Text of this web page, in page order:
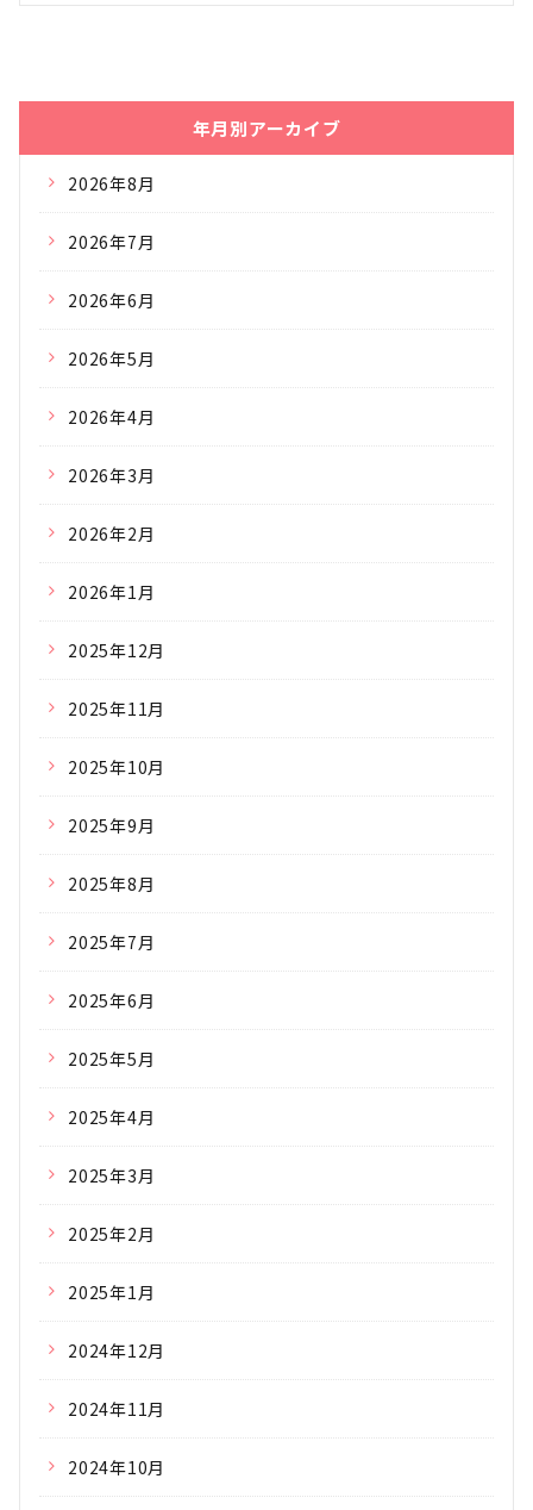
年月別アーカイブ
2026年8月
2026年7月
2026年6月
2026年5月
2026年4月
2026年3月
2026年2月
2026年1月
2025年12月
2025年11月
2025年10月
2025年9月
2025年8月
2025年7月
2025年6月
2025年5月
2025年4月
2025年3月
2025年2月
2025年1月
2024年12月
2024年11月
2024年10月